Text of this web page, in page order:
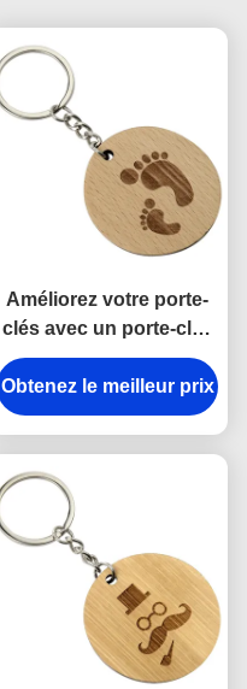
Améliorez votre porte-
clés avec un porte-clés
en bois gravé,
écologique et naturel
Obtenez le meilleur prix